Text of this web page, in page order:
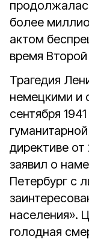
более
актом
время
Трагедия
немецкими и
сентября
директиве от
заявил о
Петербург с
населения».
голодная